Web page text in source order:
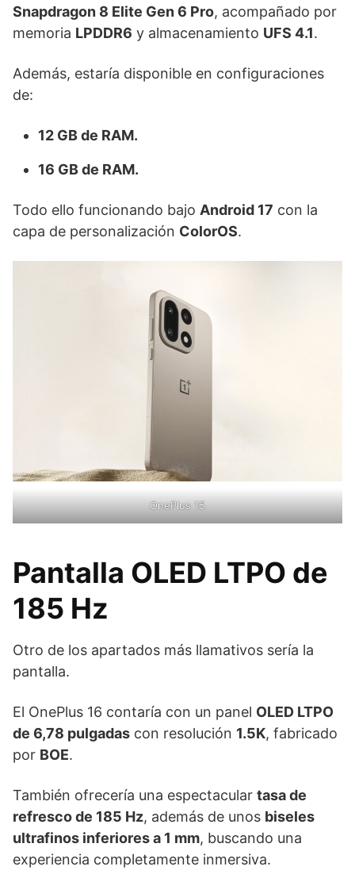
Snapdragon 8 Elite Gen 6 Pro, acompañado por
memoria LPDDR6 y almacenamiento UFS 4.1.
Además, estaría disponible en configuraciones
de:
12 GB de RAM.
16 GB de RAM.
Todo ello funcionando bajo Android 17 con la
capa de personalización ColorOS.
OnePlus 15
Pantalla OLED LTPO de
185 Hz
Otro de los apartados más llamativos sería la
pantalla.
El OnePlus 16 contaría con un panel OLED LTPO
de 6,78 pulgadas con resolución 1.5K, fabricado
por BOE.
También ofrecería una espectacular tasa de
refresco de 185 Hz, además de unos biseles
ultrafinos inferiores a 1 mm, buscando una
experiencia completamente inmersiva.